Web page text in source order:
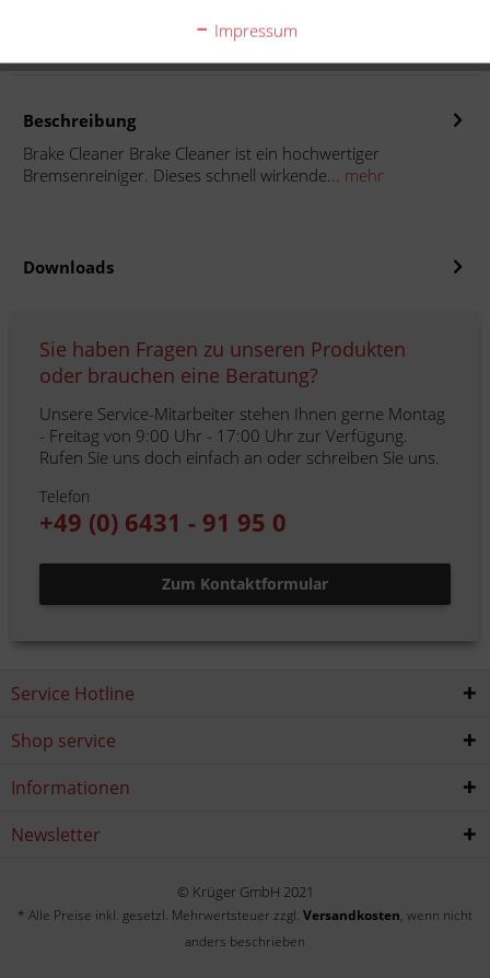
Beschreibung
Brake Cleaner Brake Cleaner ist ein hochwertiger
Bremsenreiniger. Dieses schnell wirkende... mehr
Downloads
Sie haben Fragen zu unseren Produkten
oder brauchen eine Beratung?
Unsere Service-Mitarbeiter stehen Ihnen gerne Montag
- Freitag von 9:00 Uhr - 17:00 Uhr zur Verfügung.
Rufen Sie uns doch einfach an oder schreiben Sie uns.
Telefon
+49 (0) 6431 - 91 95 0
Zum Kontaktformular
Service Hotline
Shop service
Informationen
Newsletter
© Krüger GmbH 2021
* Alle Preise inkl. gesetzl. Mehrwertsteuer zzgl. Versandkosten, wenn nicht
anders beschrieben
Impressum